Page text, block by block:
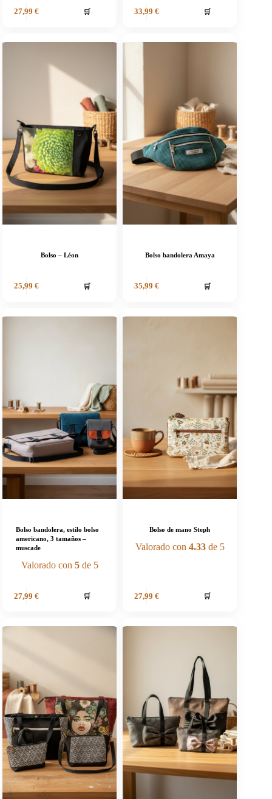
27,99 € 🛒 33,99 € 🛒
Bolso – Léon
25,99 € 🛒
Bolso bandolera Amaya
35,99 € 🛒
Bolso bandolera, estilo bolso
americano, 3 tamaños –
muscade
Valorado con 5de 5
27,99 € 🛒
Bolso de mano Steph
Valorado con 4.33de 5
27,99 € 🛒